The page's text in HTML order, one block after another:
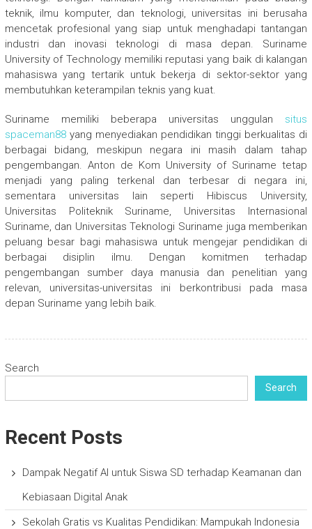
teknik, ilmu komputer, dan teknologi, universitas ini berusaha
mencetak profesional yang siap untuk menghadapi tantangan
industri dan inovasi teknologi di masa depan. Suriname
University of Technology memiliki reputasi yang baik di kalangan
mahasiswa yang tertarik untuk bekerja di sektor-sektor yang
membutuhkan keterampilan teknis yang kuat.
Suriname memiliki beberapa universitas unggulan situs
spaceman88yang menyediakan pendidikan tinggi berkualitas di
berbagai bidang, meskipun negara ini masih dalam tahap
pengembangan. Anton de Kom University of Suriname tetap
menjadi yang paling terkenal dan terbesar di negara ini,
sementara universitas lain seperti Hibiscus University,
Universitas Politeknik Suriname, Universitas Internasional
Suriname, dan Universitas Teknologi Suriname juga memberikan
peluang besar bagi mahasiswa untuk mengejar pendidikan di
berbagai disiplin ilmu. Dengan komitmen terhadap
pengembangan sumber daya manusia dan penelitian yang
relevan, universitas-universitas ini berkontribusi pada masa
depan Suriname yang lebih baik.
Search
Search
Recent Posts
Dampak Negatif AI untuk Siswa SD terhadap Keamanan dan
Kebiasaan Digital Anak
Sekolah Gratis vs Kualitas Pendidikan: Mampukah Indonesia